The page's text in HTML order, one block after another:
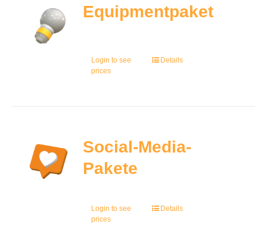
Equipmentpaket
Login to see
prices
Details
Social-Media-
Pakete
Login to see
prices
Details